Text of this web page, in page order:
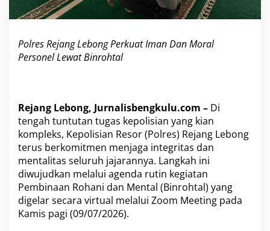
t
a
o
r
a
l
P
e
r
s
o
Polres Rejang Lebong Perkuat Iman Dan Moral
Personel Lewat Binrohtal
Rejang Lebong, Jurnalisbengkulu.com – Di
tengah tuntutan tugas kepolisian yang kian
kompleks, Kepolisian Resor (Polres) Rejang Lebong
terus berkomitmen menjaga integritas dan
mentalitas seluruh jajarannya. Langkah ini
diwujudkan melalui agenda rutin kegiatan
Pembinaan Rohani dan Mental (Binrohtal) yang
digelar secara virtual melalui Zoom Meeting pada
Kamis pagi (09/07/2026).